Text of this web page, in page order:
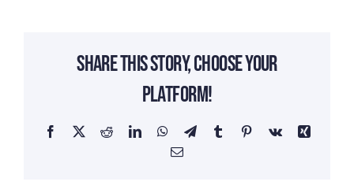
corporation
Share This Story, Choose Your
Platform!
Facebook
X RedditLinkedInWhatsApp
TelegramTumblrPinterestVk
Xing
Email